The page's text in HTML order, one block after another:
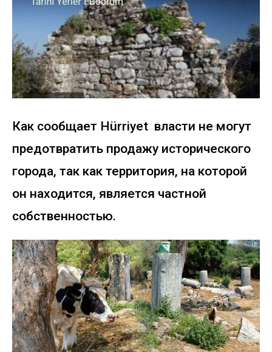
Как сообщает Hürriyet власти не могут
предотвратить продажу исторического
города, так как территория, на которой
он находится, является частной
собственностью.